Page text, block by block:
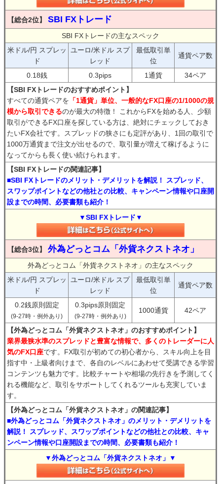
【総合2位】 SBI FXトレード
SBI FXトレードの主なスペック
米ドル/円 スプレッ
ド
ユーロ/米ドル スプ
レッド
最低取引単
位
通貨ペア数
0.18銭 0.3pips 1通貨
34ペア
【SBI FXトレードのおすすめポイント】
すべての通貨ペアを 「1通貨」単位、一般的なFX口座の1/1000の規
模から取引できるのが最大の特徴！ これからFXを始める人、少額
取引ができるFX口座を探している方は、絶対にチェックしておき
たいFX会社です。スプレッドの狭さにも定評があり、1回の取引で
1000万通貨まで注文が出せるので、取引量が増えて稼げるように
なってからも長く使い続けられます。
【SBI FXトレードの関連記事】
■SBI FXトレードのメリット・デメリットを解説！ スプレッド、
スワップポイントなどの他社との比較、キャンペーン情報や口座開
設までの時間、必要書類も紹介！
▼SBI FXトレード▼
【総合3位】 外為どっとコム「外貨ネクストネオ」
外為どっとコム「外貨ネクストネオ」の主なスペック
米ドル/円 スプレッ
ド
ユーロ/米ドル スプ
レッド
最低取引単
位
通貨ペア数
0.2銭原則固定
(9-27時・例外あり)
0.3pips原則固定
(9-27時・例外あり)
1000通貨 42ペア
【外為どっとコム「外貨ネクストネオ」のおすすめポイント】
業界最狭水準のスプレッドと豊富な情報で、多くのトレーダーに人
気のFX口座です。FX取引が初めての初心者から、スキル向上を目
指す中・上級者向けまで、各自のレベルにあわせて受講できる学習
コンテンツも魅力です。比較チャートや相場の先行きを予測してく
れる機能など、取引をサポートしてくれるツールも充実していま
す。
【外為どっとコム「外貨ネクストネオ」の関連記事】
■外為どっとコム「外貨ネクストネオ」のメリット・デメリットを
解説！ スプレッド、スワップポイントなどの他社との比較、キャ
ンペーン情報や口座開設までの時間、必要書類も紹介！
▼外為どっとコム「外貨ネクストネオ」▼